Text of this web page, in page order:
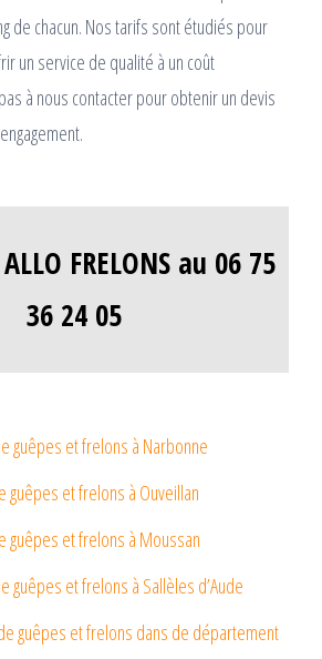
de chacun. Nos tarifs sont étudiés pour
un service de qualité à un coût
à nous contacter pour obtenir un devis
FRELONS au 06 75
36 24 05
guêpes et frelons à Narbonne
guêpes et frelons à Ouveillan
guêpes et frelons à Moussan
guêpes et frelons à Sallèles d’Aude
guêpes et frelons dans de département